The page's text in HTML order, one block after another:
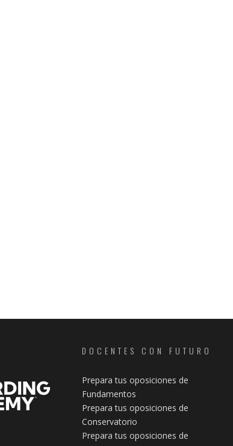
DOCENTES CON FUTURO
Prepara tus oposiciones de
Fundamentos
Prepara tus oposiciones de
Conservatorio
Prepara tus oposiciones de